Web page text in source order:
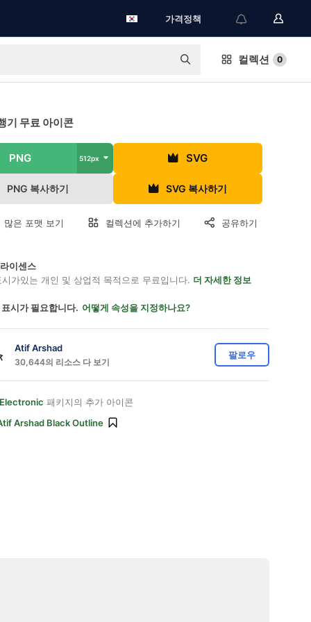
가격정책
컬렉션 0
기 무료 아이콘
PNG 512px SVG
PNG 복사하기 SVG 복사하기
많은 포맷 보기 컬렉션에 추가하기 공유하기
이센스
가있는 개인 및 상업적 목적으로 무료입니다. 더 자세한 정보
시가 필요합니다. 어떻게 속성을 지정하나요?
Atif Arshad
30,644의 리소스 다 보기
팔로우
패키지의 추가 아이콘
Arshad Black Outline